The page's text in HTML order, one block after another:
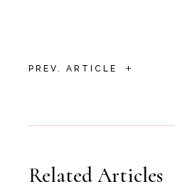
PREV. ARTICLE +
Related Articles